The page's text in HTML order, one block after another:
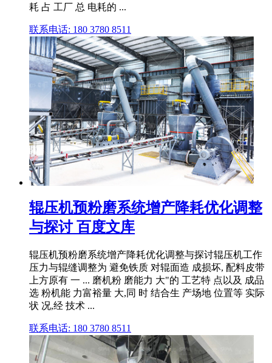
耗 占 工厂 总 电耗的 ...
联系电话: 180 3780 8511
辊压机预粉磨系统增产降耗优化调整
与探讨 百度文库
辊压机预粉磨系统增产降耗优化调整与探讨辊压机工作
压力与辊缝调整为 避免铁质 对辊面造 成损坏, 配料皮带
上方原有 一 ... 磨机粉 磨能力 大"的 工艺特 点以及 成品
选 粉机能 力富裕量 大,同 时 结合生 产场地 位置等 实际
状 况,经 技术 ...
联系电话: 180 3780 8511